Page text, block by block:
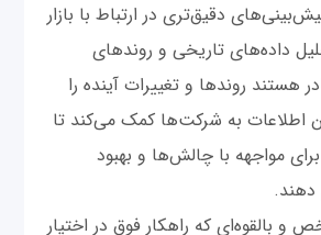
دقیق‌تری در ارتباط با بازار
داده‌های تاریخی و روندهای
هستند روند‌ها و تغییرات آینده را
اطلاعات به شرکت‌ها کمک می‌کند تا
مواجهه با چالش‌ها و بهبود
دهند.
و بالقوه‌ای که راهکار فوق در اختیار